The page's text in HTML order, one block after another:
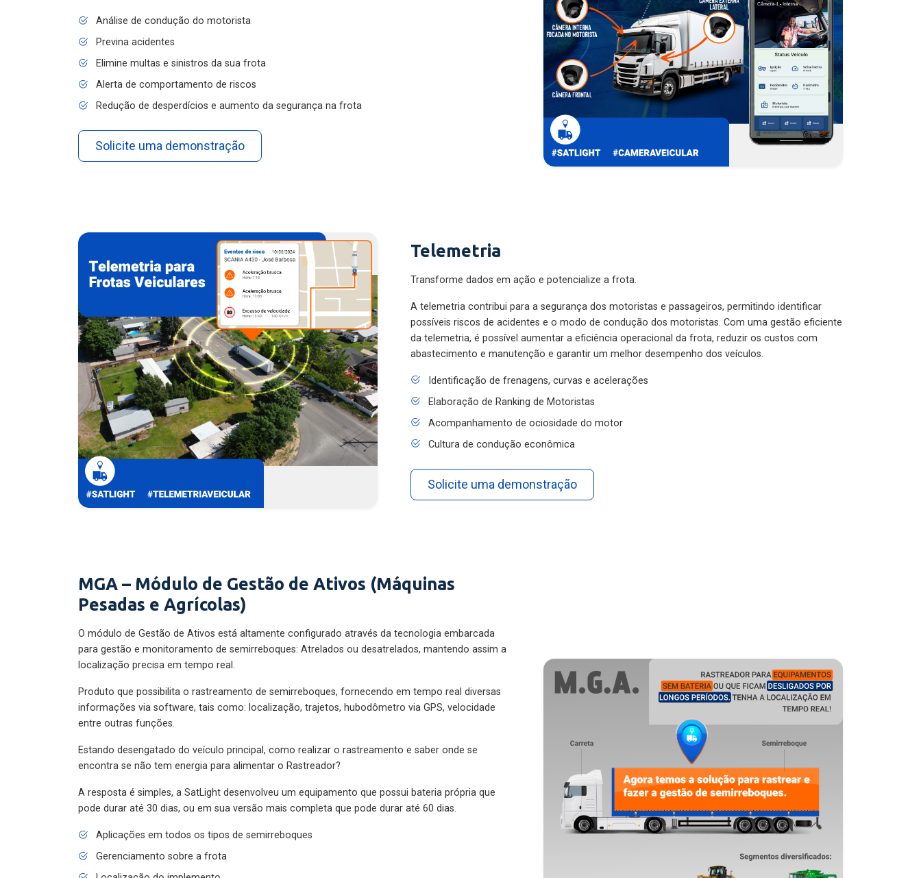
Análise de condução do motorista
Previna acidentes
Elimine multas e sinistros da sua frota
Alerta de comportamento de riscos
Redução de desperdícios e aumento da segurança na frota
Solicite uma demonstração
Telemetria
Transforme dados em ação e potencialize a frota.
A telemetria contribui para a segurança dos motoristas e passageiros, permitindo identificar
possíveis riscos de acidentes e o modo de condução dos motoristas. Com uma gestão eficiente
da telemetria, é possível aumentar a eficiência operacional da frota, reduzir os custos com
abastecimento e manutenção e garantir um melhor desempenho dos veículos.
Identificação de frenagens, curvas e acelerações
Elaboração de Ranking de Motoristas
Acompanhamento de ociosidade do motor
Cultura de condução econômica
Solicite uma demonstração
MGA – Módulo de Gestão de Ativos (Máquinas
Pesadas e Agrícolas)
O módulo de Gestão de Ativos está altamente configurado através da tecnologia embarcada
para gestão e monitoramento de semirreboques: Atrelados ou desatrelados, mantendo assim a
localização precisa em tempo real.
Produto que possibilita o rastreamento de semirreboques, fornecendo em tempo real diversas
informações via software, tais como: localização, trajetos, hubodômetro via GPS, velocidade
entre outras funções.
Estando desengatado do veículo principal, como realizar o rastreamento e saber onde se
encontra se não tem energia para alimentar o Rastreador?
A resposta é simples, a SatLight desenvolveu um equipamento que possui bateria própria que
pode durar até 30 dias, ou em sua versão mais completa que pode durar até 60 dias.
Aplicações em todos os tipos de semirreboques
Gerenciamento sobre a frota
Localização do implemento